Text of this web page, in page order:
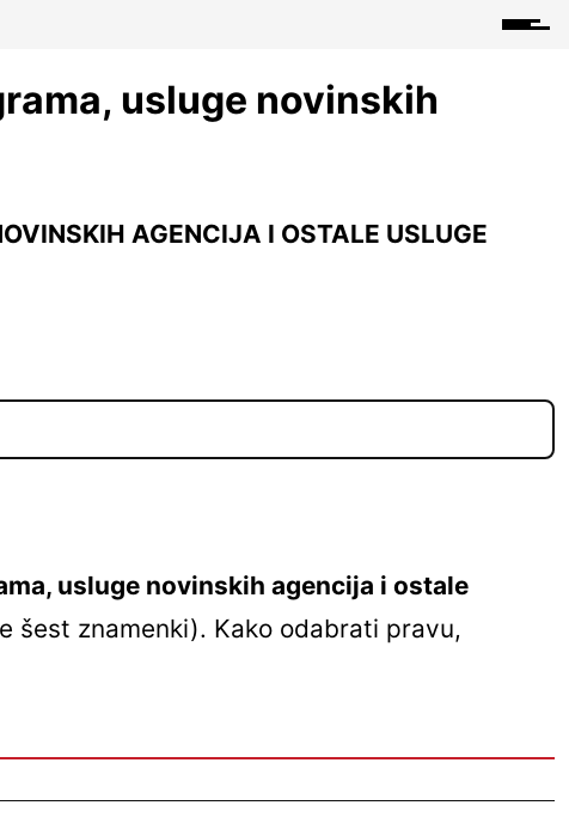
usluge novinskih
AGENCIJA I OSTALE USLUGE
usluge novinskih agencija i ostale
šest znamenki). Kako odabrati pravu,